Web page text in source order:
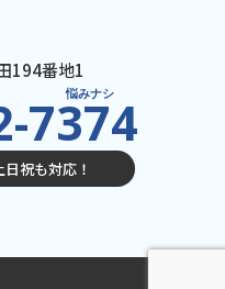
194番地1
悩みナシ
7374
祝も対応！